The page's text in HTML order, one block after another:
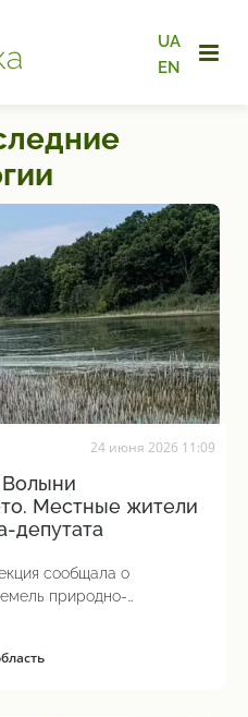
UA
EN
24 июня 2026 11:09
Волыни
Местные жители
депутата
сообщала о
природно-